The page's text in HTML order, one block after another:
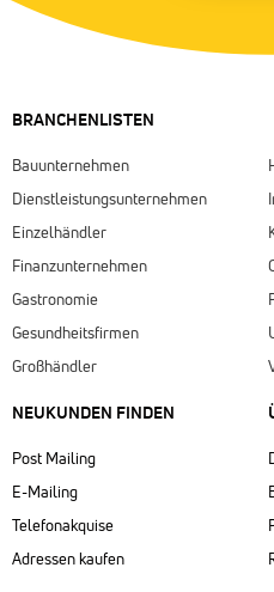
BRANCHENLISTEN
Bauunternehmen
Dienstleistungsunternehmen
Einzelhändler
Finanzunternehmen
Gastronomie
Gesundheitsfirmen
Großhändler
NEUKUNDEN FINDEN
Post Mailing
E-Mailing
Telefonakquise
Adressen kaufen